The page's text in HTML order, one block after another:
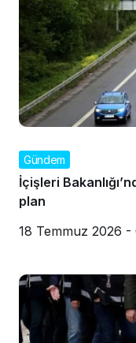
Gündem
İçişleri
plan
18 Temmuz 2026 -